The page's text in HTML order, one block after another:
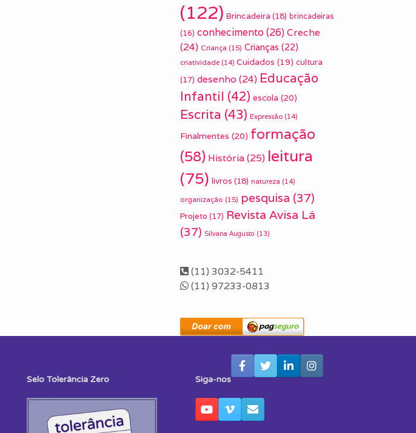
(122) Brincadeira (18) brincadeiras
(16) conhecimento(26) Creche
(24) Criança (15) Crianças (22)
criatividade (14) Cuidados (19) cultura
(17) desenho (24) Educação
Infantil (42) escola (20)
Escrita (43) Expressão (14)
Finalmentes (20) formação
(58) História(25) leitura
(75) livros (18) natureza (14)
organização (15) pesquisa (37)
Projeto (17) Revista Avisa Lá
(37) Silvana Augusto (13)
(11) 3032-5411
(11) 97233-0813
Selo Tolerância Zero Siga-nos